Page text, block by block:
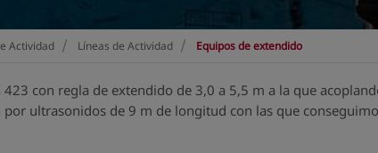
Actividad Líneas de Actividad Equipos de extendido
423 con regla de extendido de 3,0 a 5,5 m a la que
ultrasonidos de 9 m de longitud con las que